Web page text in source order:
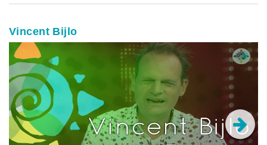
Vincent Bijlo